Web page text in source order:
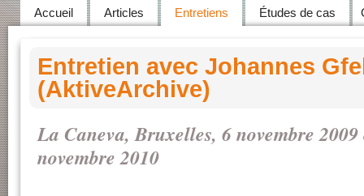
Accueil Articles Entretiens Études de cas
Entretien avec Johannes
(AktiveArchive)
La Caneva, Bruxelles, 6novembre
novembre2010